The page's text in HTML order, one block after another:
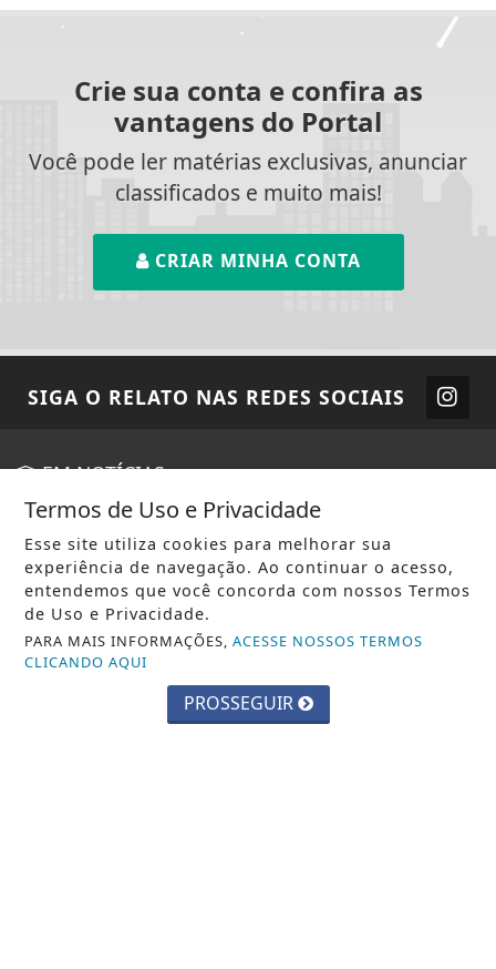
Crie sua conta e confira as
vantagens do Portal
Você pode ler matérias exclusivas, anunciar
classificados e muito mais!
CRIAR MINHA CONTA
SIGA O RELATO NAS REDES SOCIAIS
EM NOTÍCIAS
AGRO
CIÊNCIA & TECNOLOGIA
ECONOMIA
EDUCAÇÃO
ENTRETENIMENTO
ESTADO DE SÃO PAULO
Termos de Uso e Privacidade
Esse site utiliza cookies para melhorar sua
experiência de navegação. Ao continuar o acesso,
entendemos que você concorda com nossos Termos
de Uso e Privacidade.
PARA MAIS INFORMAÇÕES,ACESSE NOSSOS TERMOS
CLICANDO AQUI
PROSSEGUIR